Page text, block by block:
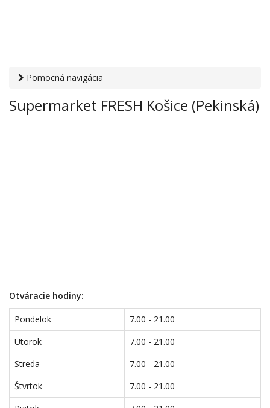
Pomocná navigácia
supermarkety› Supermarket FRESH Košice (Pekinská)
Supermarket FRESH Košice (Pekinská)
Otváracie hodiny:
Pondelok
7.00 - 21.00
Utorok
7.00 - 21.00
Streda
7.00 - 21.00
Štvrtok
7.00 - 21.00